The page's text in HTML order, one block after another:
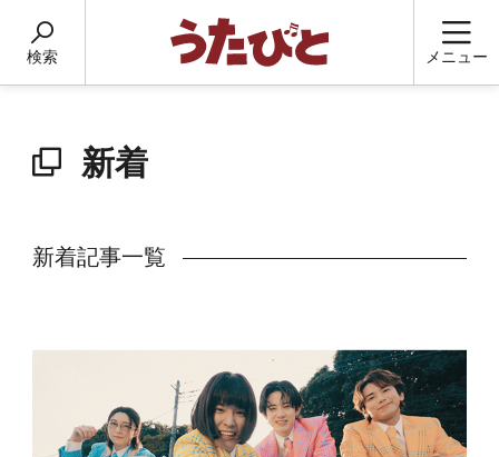
検索 メニュー
新着
新着記事一覧